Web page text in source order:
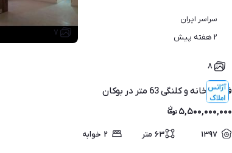
۷
سراسر ایران
۲ هفته پیش
۸
فروش خانه و کلنگی 63 متر در بوکان
۵,۵۰۰,۰۰۰,۰۰۰
۱۳۹۷ ۶۳ متر ۲ خوابه